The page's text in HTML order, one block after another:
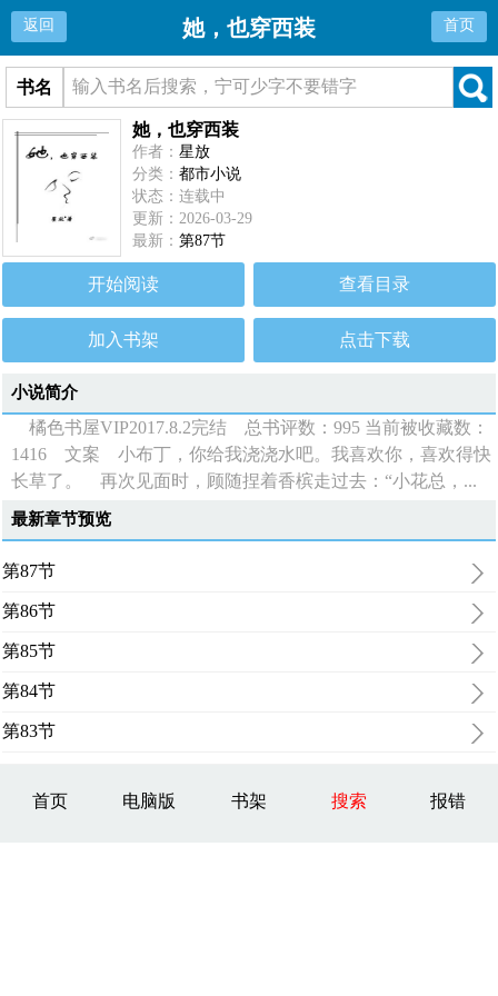
返回 她，也穿西装 首页
书名
她，也穿西装
作者：星放
分类：都市小说
状态：连载中
更新：2026-03-29
最新：第87节
开始阅读 查看目录
加入书架 点击下载
小说简介
橘色书屋VIP2017.8.2完结 总书评数：995 当前被收藏数：
1416 文案 小布丁，你给我浇浇水吧。我喜欢你，喜欢得快
长草了。 再次见面时，顾随捏着香槟走过去：“小花总，...
最新章节预览
第87节
第86节
第85节
第84节
第83节
首页 电脑版 书架 搜索 报错